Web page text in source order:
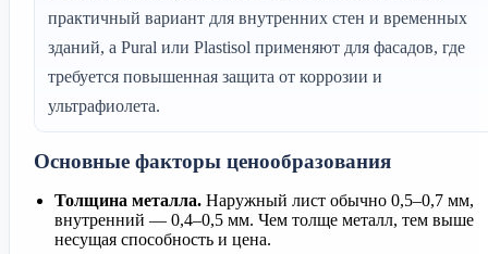
практичный вариант для внутренних стен и временных
зданий, а Pural или Plastisol применяют для фасадов, где
требуется повышенная защита от коррозии и
ультрафиолета.
Основные факторы ценообразования
Толщина металла. Наружный лист обычно 0,5–0,7 мм,
внутренний — 0,4–0,5 мм. Чем толще металл, тем выше
несущая способность и цена.